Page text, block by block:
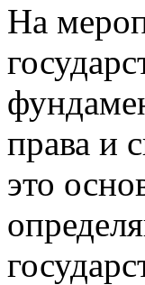
На
права и
это